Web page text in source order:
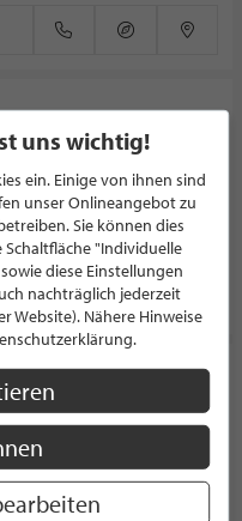
uns wichtig!
ein. Einige von ihnen sind
unser Onlineangebot zu
Sie können dies
"Individuelle
diese Einstellungen
nachträglich jederzeit
Website). Nähere Hinweise